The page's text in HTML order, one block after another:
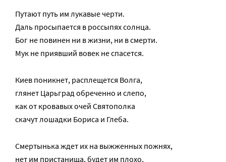
Путают путь им лукавые черти.
Даль просыпается в россыпях солнца.
Бог не повинен ни в жизни, ни в смерти.
Мук не приявший вовек не спасется.
Киев поникнет, расплещется Волга,
глянет Царьград обреченно и слепо,
как от кровавых очей Святополка
скачут лошадки Бориса и Глеба.
Смертынька ждет их на выжженных пожнях,
нет им пристанища, будет им плохо,